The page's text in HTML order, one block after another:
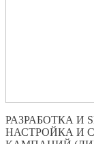
РАЗРАБОТКА И
НАСТРОЙКА И